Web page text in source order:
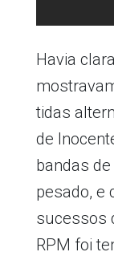
Havia
tidas
de
bandas
pesado, e
sucessos
RPM foi